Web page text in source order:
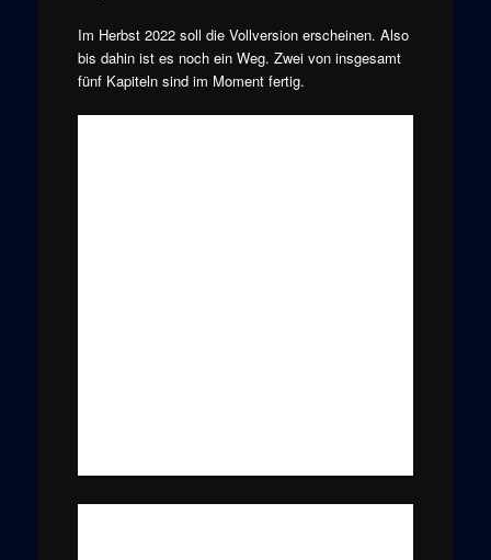
Im Herbst 2022 soll die Vollversion erscheinen. Also
bis dahin ist es noch ein Weg. Zwei von insgesamt
fünf Kapiteln sind im Moment fertig.